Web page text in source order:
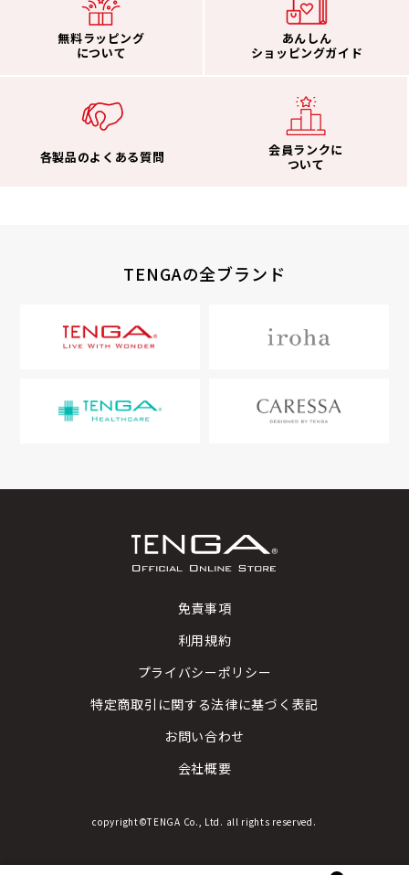
無料ラッピング
について
あんしん
ショッピングガイド
各製品のよくある質問
会員ランクに
ついて
TENGAの全ブランド
免責事項
利用規約
プライバシーポリシー
特定商取引に関する法律に基づく表記
お問い合わせ
会社概要
copyright©TENGA Co., Ltd. all rights reserved.